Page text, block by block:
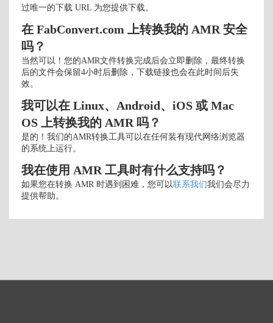
过唯一的下载 URL 为您提供下载。
在 FabConvert.com 上转换我的 AMR 安全
吗？
当然可以！您的AMR文件转换完成后会立即删除，最终转换
后的文件会保留4小时后删除，下载链接也会在此时间后失
效。
我可以在 Linux、Android、iOS 或 Mac
OS 上转换我的 AMR 吗？
是的！我们的AMR转换工具可以在任何装有现代网络浏览器
的系统上运行。
我在使用 AMR 工具时有什么支持吗？
如果您在转换 AMR 时遇到困难，您可以联系我们我们会尽力
提供帮助。